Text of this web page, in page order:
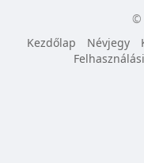
©
Kezdőlap
Névjegy